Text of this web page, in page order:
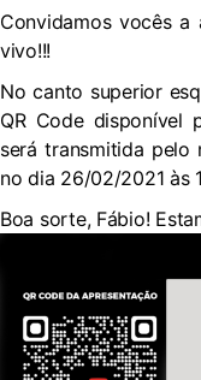
Convidamos vocês a
vivo!!!
No canto superior
QR Code disponível
será transmitida pelo
no dia 26/02/2021 às
Boa sorte, Fábio!